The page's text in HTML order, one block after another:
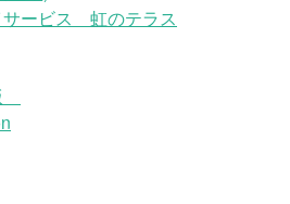
サービス 虹のテラス